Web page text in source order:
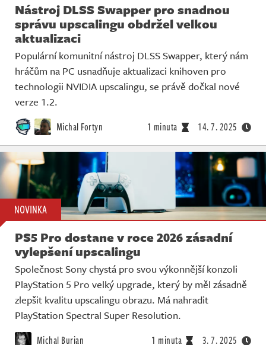
Nástroj DLSS Swapper pro snadnou
správu upscalingu obdržel velkou
aktualizaci
Populární komunitní nástroj DLSS Swapper, který nám
hráčům na PC usnadňuje aktualizaci knihoven pro
technologii NVIDIA upscalingu, se právě dočkal nové
verze 1.2.
Michal Fortyn 1 minuta 14. 7. 2025
NOVINKA
PS5 Pro dostane v roce 2026 zásadní
vylepšení upscalingu
Společnost Sony chystá pro svou výkonnější konzoli
PlayStation 5 Pro velký upgrade, který by měl zásadně
zlepšit kvalitu upscalingu obrazu. Má nahradit
PlayStation Spectral Super Resolution.
Michal Burian 1 minuta 3. 7. 2025